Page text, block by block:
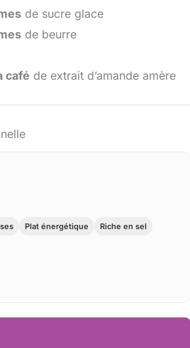
de sucre glace
de beurre
café de extrait d’amande amère
Plat énergétique Riche en sel